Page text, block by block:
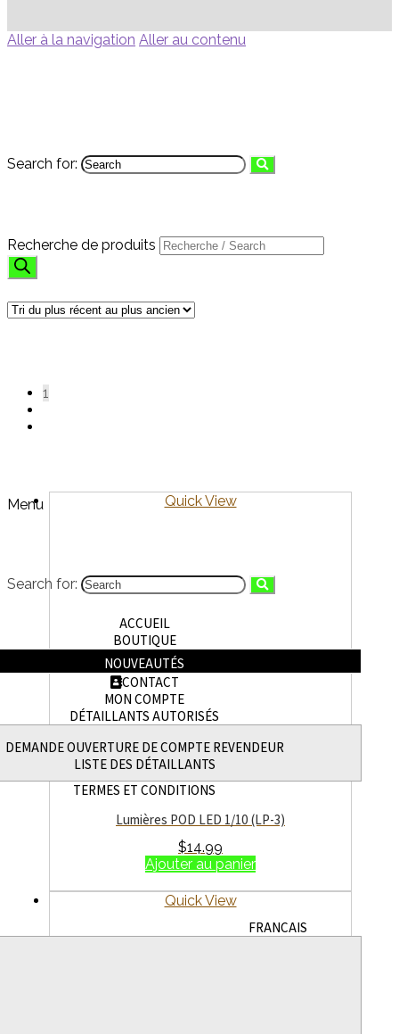
Aller à la navigation Aller au contenu
Menu
Search for:
ACCUEIL
BOUTIQUE
NOUVEAUTÉS
CONTACT
MON COMPTE
DÉTAILLANTS AUTORISÉS
DEMANDE OUVERTURE DE COMPTE REVENDEUR
LISTE DES DÉTAILLANTS
TERMES ET CONDITIONS
FRANÇAIS
Search for:
Recherche de produits
LUMIÈRES
1
Quick View
Lumières POD LED 1/10 (LP-3)
$14.99
Ajouter au panier
Quick View